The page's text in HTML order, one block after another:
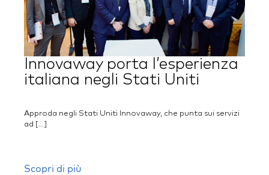
Innovaway porta l’esperienza
italiana negli Stati Uniti
Approda negli Stati Uniti Innovaway, che punta sui servizi
ad […]
Scopri di più